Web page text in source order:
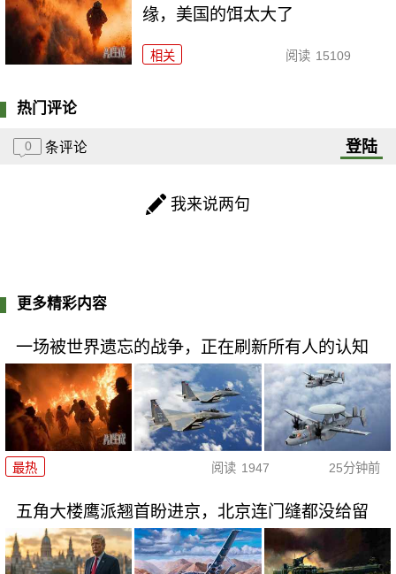
缘，美国的饵太大了
相关 阅读 15109
热门评论
0 条评论 登陆
我来说两句
更多精彩内容
一场被世界遗忘的战争，正在刷新所有人的认知
最热 阅读 1947 25分钟前
五角大楼鹰派翘首盼进京，北京连门缝都没给留